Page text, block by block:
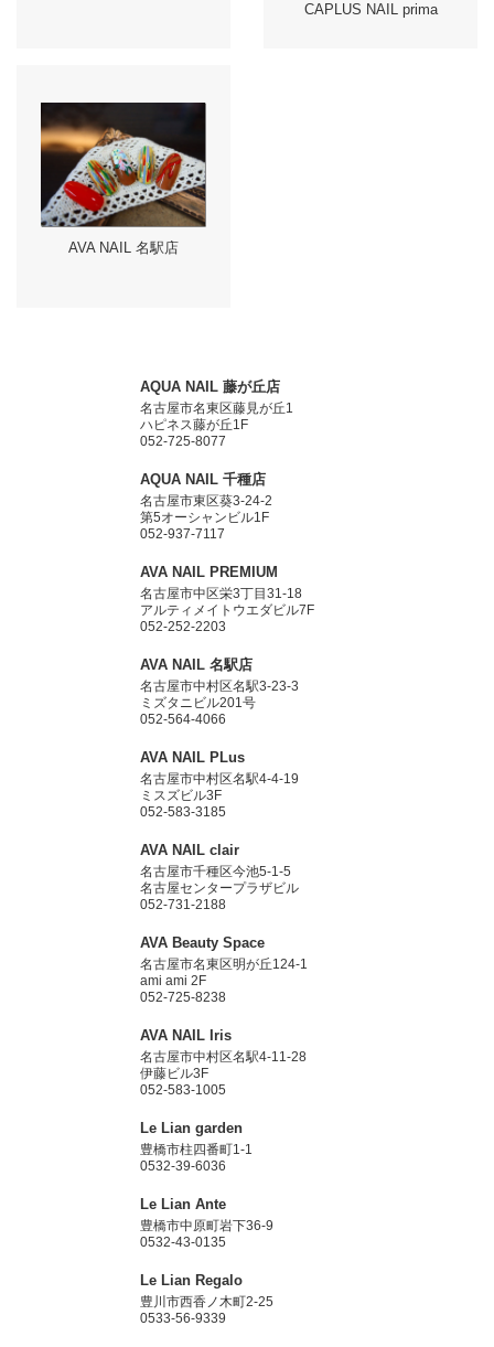
CAPLUS NAIL prima
AVA NAIL 名駅店
AQUA NAIL 藤が丘店
名古屋市名東区藤見が丘1
ハピネス藤が丘1F
052-725-8077
AQUA NAIL 千種店
名古屋市東区葵3-24-2
第5オーシャンビル1F
052-937-7117
AVA NAIL PREMIUM
名古屋市中区栄3丁目31-18
アルティメイトウエダビル7F
052-252-2203
AVA NAIL 名駅店
名古屋市中村区名駅3-23-3
ミズタニビル201号
052-564-4066
AVA NAIL PLus
名古屋市中村区名駅4-4-19
ミスズビル3F
052-583-3185
AVA NAIL clair
名古屋市千種区今池5-1-5
名古屋センタープラザビル
052-731-2188
AVA Beauty Space
名古屋市名東区明が丘124-1
ami ami 2F
052-725-8238
AVA NAIL Iris
名古屋市中村区名駅4-11-28
伊藤ビル3F
052-583-1005
Le Lian garden
豊橋市柱四番町1-1
0532-39-6036
Le Lian Ante
豊橋市中原町岩下36-9
0532-43-0135
Le Lian Regalo
豊川市西香ノ木町2-25
0533-56-9339